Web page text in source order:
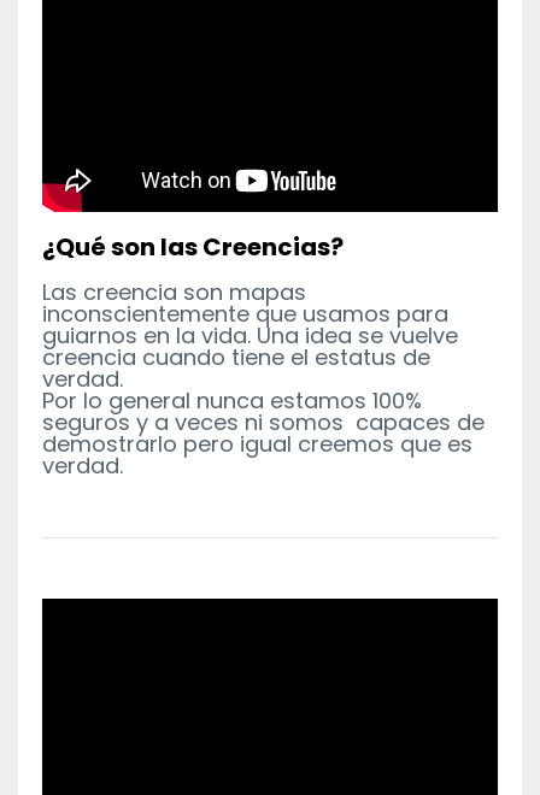
¿Qué son las Creencias?
Las creencia son mapas
inconscientemente que usamos para
guiarnos en la vida. Una idea se vuelve
creencia cuando tiene el estatus de
verdad.
Por lo general nunca estamos 100%
seguros y a veces ni somos capaces de
demostrarlo pero igual creemos que es
verdad.